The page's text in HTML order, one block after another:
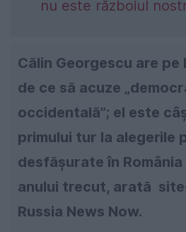
nu este războiul
Călin Georgescu are
de ce să acuze
occidentală”; el este
primului tur la alegerile
desfășurate în
anului trecut, arată
Russia News Now.